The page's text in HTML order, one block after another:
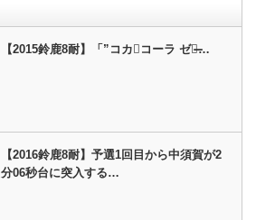
【2015鈴鹿8耐】「”コカ･コーラ ゼロ̶…
【2016鈴鹿8耐】予選1回目から中須賀が2
分06秒台に突入する…